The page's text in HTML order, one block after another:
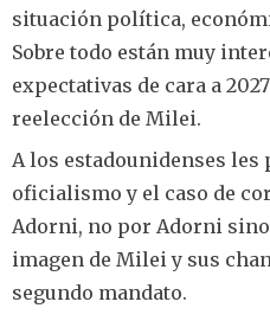
situación política,
Sobre todo están muy
expectativas de cara a
reelección de Milei.
A los estadounidenses
oficialismo y el caso de
Adorni, no por Adorni
imagen de Milei y sus
segundo mandato.